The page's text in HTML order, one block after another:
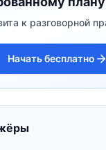
к разговорной
Начать бесплатно